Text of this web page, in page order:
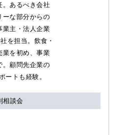
。あるべき会社
ーな部分からの
業主・法人企業
を担当。飲食・
業を初め、事業
。顧問先企業の
ートも経験。
相談会